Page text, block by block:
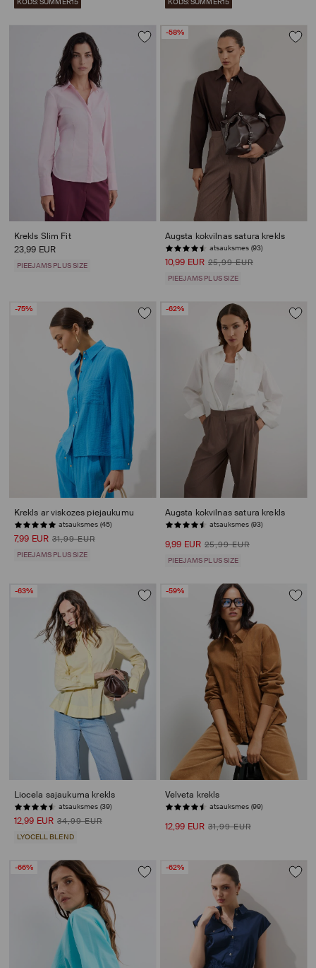
Krekls Slim Fit
23,99 EUR
PIEEJAMS PLUS SIZE
-58%
Augsta kokvilnas satura krekls
atsauksmes (93)
10,99 EUR 25,99 EUR
PIEEJAMS PLUS SIZE
-75%
Krekls ar viskozes piejaukumu
atsauksmes (45)
7,99 EUR 31,99 EUR
PIEEJAMS PLUS SIZE
-62%
Augsta kokvilnas satura krekls
PĒDĒJĀS PRECES
9,99 EUR 25,99 EUR
PIEEJAMS PLUS SIZE
-63%
Liocela sajaukuma krekls
atsauksmes (39)
12,99 EUR 34,99 EUR
LYOCELL BLEND
-59%
Velveta krekls
PĒDĒJĀS PRECES
12,99 EUR 31,99 EUR
-66% -62%